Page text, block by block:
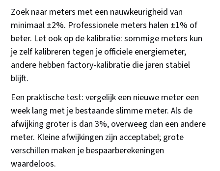
Zoek naar meters met een nauwkeurigheid van
minimaal ±2%. Professionele meters halen ±1% of
beter. Let ook op de kalibratie: sommige meters kun
je zelf kalibreren tegen je officiele energiemeter,
andere hebben factory-kalibratie die jaren stabiel
blijft.
Een praktische test: vergelijk een nieuwe meter een
week lang met je bestaande slimme meter. Als de
afwijking groter is dan 3%, overweeg dan een andere
meter. Kleine afwijkingen zijn acceptabel; grote
verschillen maken je bespaarberekeningen
waardeloos.